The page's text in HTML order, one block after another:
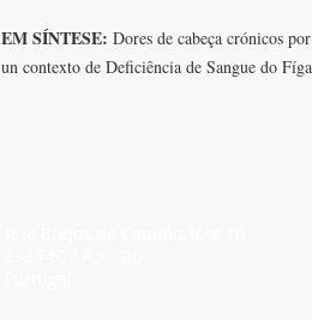
EM SÍNTESE: Dores de cabeça crónicos
un contexto de Deficiência de Sangue do